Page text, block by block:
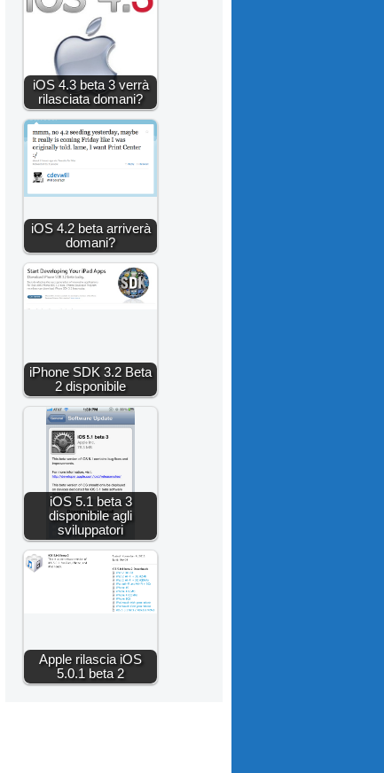
iOS 4.3 beta 3 verrà
rilasciata domani?
iOS 4.2 beta arriverà
domani?
iPhone SDK 3.2 Beta
2 disponibile
iOS 5.1 beta 3
disponibile agli
sviluppatori
Apple rilascia iOS
5.0.1 beta 2